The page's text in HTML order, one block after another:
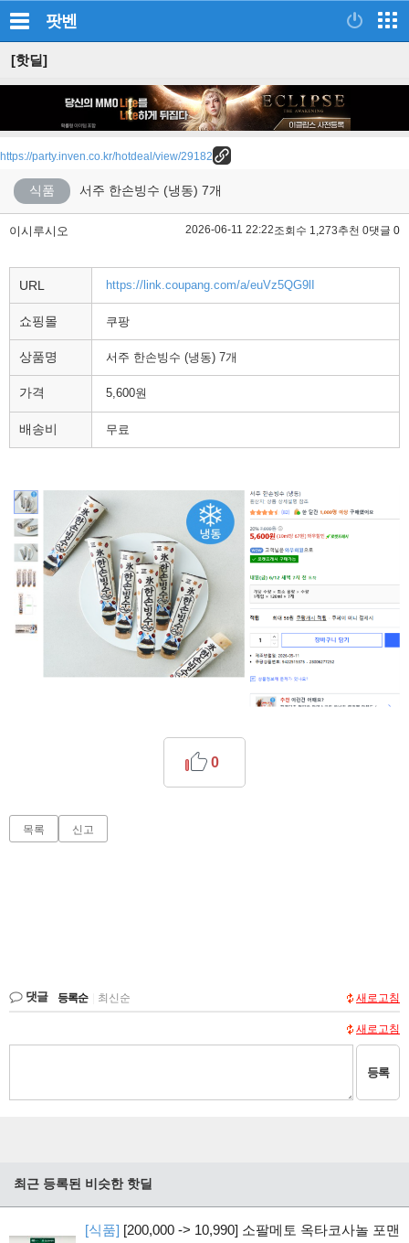
팟벤
[핫딜]
https://party.inven.co.kr/hotdeal/view/29182
식품 서주 한손빙수 (냉동) 7개
이시루시오 2026-06-11 22:22조회수 1,273추천 0댓글 0
URL https://link.coupang.com/a/euVz5QG9lI
쇼핑몰 쿠팡
상품명 서주 한손빙수 (냉동) 7개
가격 5,600원
배송비 무료
0
목록 신고
댓글 등록순 최신순 새로고침
새로고침
등록
최근 등록된 비슷한 핫딜
[식품] [200,000 -> 10,990] 소팔메토 옥타코사놀 포맨